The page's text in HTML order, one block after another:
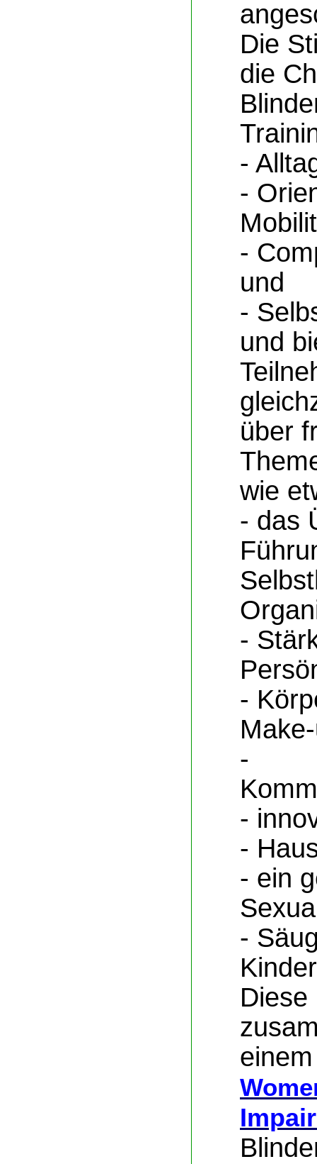
Die
die
-
-
-
und
-
und
über
wie
- das
-
-
-
-
-
- ein
-
Diese